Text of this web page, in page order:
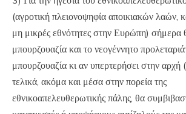
(αγροτική πλειονοψηφία αποικιακών λαών,
μη μικρές εθνότητες στην Ευρώπη)
μπουρζουαζία και το νεογέννητο
μπουρζουαζία κι αν υπερτερήσει στην αρχή
τελικά, ακόμα και μέσα στην πορεία της
εθνικοαπελευθερωτικής πάλης, θα